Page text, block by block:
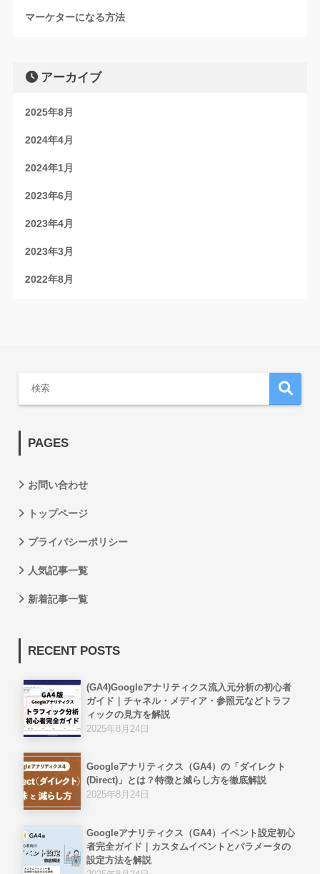
マーケターになる方法
アーカイブ
2025年8月
2024年4月
2024年1月
2023年6月
2023年4月
2023年3月
2022年8月
PAGES
お問い合わせ
トップページ
プライバシーポリシー
人気記事一覧
新着記事一覧
RECENT POSTS
(GA4)Googleアナリティクス流入元分析の初心者
ガイド｜チャネル・メディア・参照元などトラフ
ィックの見方を解説
2025年8月24日
Googleアナリティクス（GA4）の「ダイレクト
(Direct)」とは？特徴と減らし方を徹底解説
2025年8月24日
Googleアナリティクス（GA4）イベント設定初心
者完全ガイド｜カスタムイベントとパラメータの
設定方法を解説